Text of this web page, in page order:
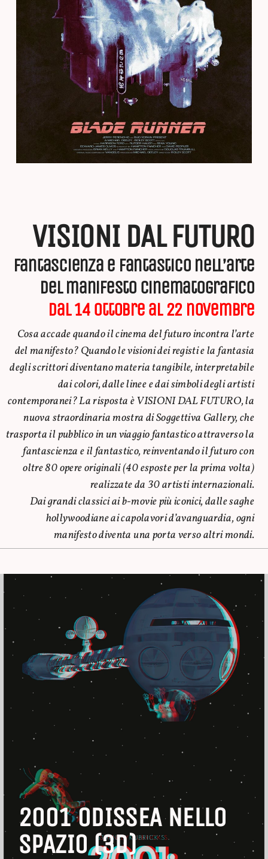
VISIONI DAL FUTURO
Fantascienza e Fantastico nell’arte
del manifesto cinematografico
dal 14 ottobre al 22 novembre
Cosa accade quando il cinema del futuro incontra l’arte
del manifesto? Quando le visioni dei registi e la fantasia
degli scrittori diventano materia tangibile, interpretabile
dai colori, dalle linee e dai simboli degli artisti
contemporanei? La risposta è VISIONI DAL FUTURO, la
nuova straordinaria mostra di Soggettiva Gallery, che
trasporta il pubblico in un viaggio fantastico attraverso la
fantascienza e il fantastico, reinventando il futuro con
oltre 80 opere originali (40 esposte per la prima volta)
realizzate da 30 artisti internazionali.
Dai grandi classici ai b-movie più iconici, dalle saghe
hollywoodiane ai capolavori d’avanguardia, ogni
manifesto diventa una porta verso altri mondi.
2001 ODISSEA NELLO
SPAZIO (3D)